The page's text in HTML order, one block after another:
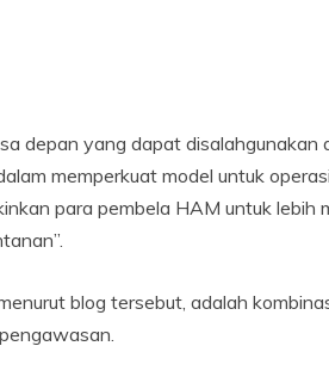
depan yang dapat disalahgunakan
memperkuat model untuk
para pembela HAM untuk lebih
blog tersebut, adalah